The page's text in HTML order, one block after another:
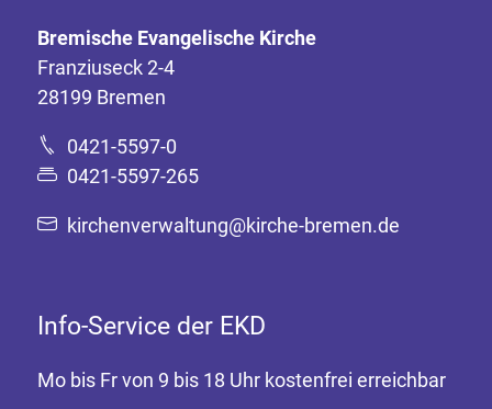
Bremische Evangelische Kirche
Franziuseck 2-4
28199 Bremen
0421-5597-0
0421-5597-265
kirchenverwaltung@kirche-bremen.de
Info-Service der EKD
Mo bis Fr von 9 bis 18 Uhr kostenfrei erreichbar